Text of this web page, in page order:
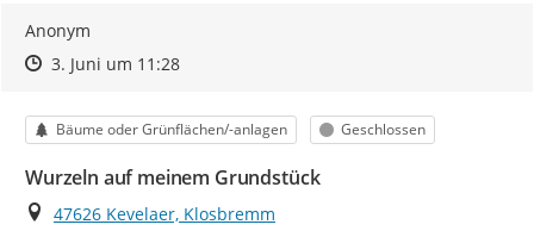
Anonym
Zeitpunkt des Erstellens
Zeitpunkt des Erstellens
3. Juni um 11:28Zur Äußerung
Kategorie
Bäume oder Grünflächen/-anlagen Status
Geschlossen
Wurzeln auf meinem Grundstück
Ort
47626 Kevelaer, Klosbremm